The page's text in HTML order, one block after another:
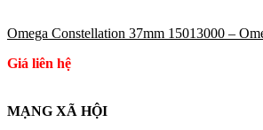
Omega Constellation 37mm 15013000 –
Giá liên hệ
MẠNG XÃ HỘI